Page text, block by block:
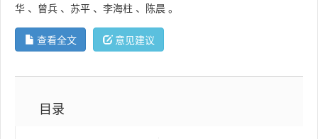
华 、 曾兵 、 苏平 、 李海柱 、 陈晨 。
查看全文 意见建议
目录